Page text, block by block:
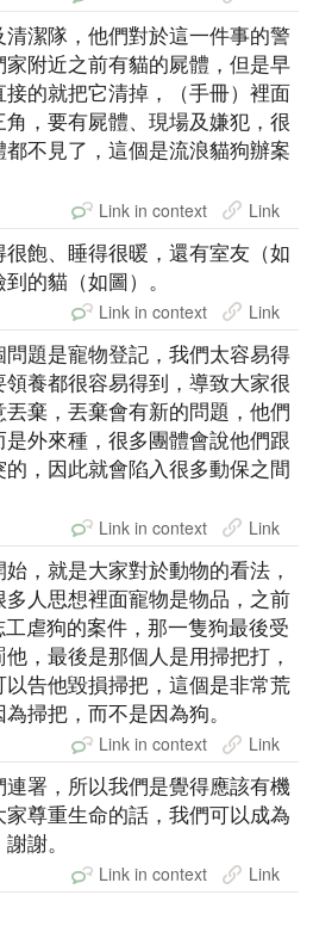
潔隊，他們對於這一件事的警
附近之前有貓的屍體，但是早
的就把它清掉，（手冊）裡面
，要有屍體、現場及嫌犯，很
不見了，這個是流浪貓狗辦案
Link in context Link
飽、睡得很暖，還有室友（如
的貓（如圖）。
Link in context Link
題是寵物登記，我們太容易得
養都很容易得到，導致大家很
棄，丟棄會有新的問題，他們
外來種，很多團體會說他們跟
，因此就會陷入很多動保之間
Link in context Link
，就是大家對於動物的看法，
人思想裡面寵物是物品，之前
虐狗的案件，那一隻狗最後受
，最後是那個人是用掃把打，
告他毀損掃把，這個是非常荒
掃把，而不是因為狗。
Link in context Link
署，所以我們是覺得應該有機
尊重生命的話，我們可以成為
謝。
Link in context Link